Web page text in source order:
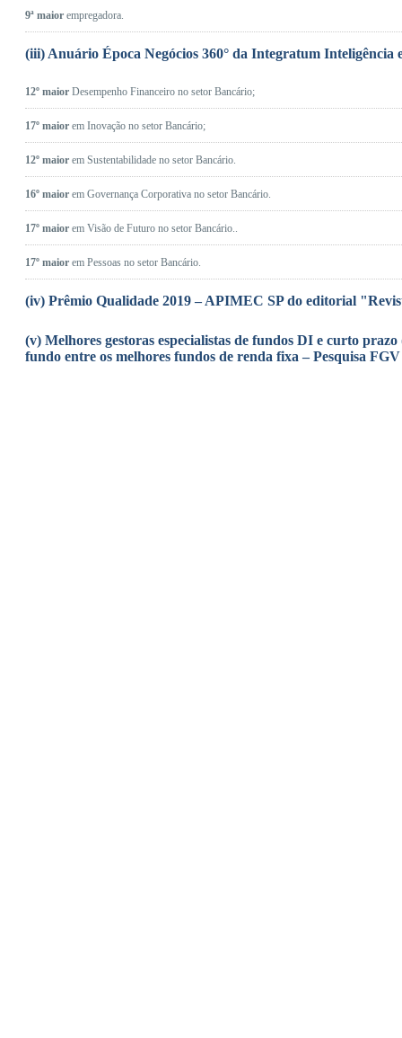
9ª maior empregadora.
(iii) Anuário Época Negócios 360° da Integratum Inteligência
12º maior Desempenho Financeiro no setor Bancário;
17º maior em Inovação no setor Bancário;
12º maior em Sustentabilidade no setor Bancário.
16º maior em Governança Corporativa no setor Bancário.
17º maior em Visão de Futuro no setor Bancário..
17º maior em Pessoas no setor Bancário.
(iv) Prêmio Qualidade 2019 – APIMEC SP do editorial
(v) Melhores gestoras especialistas de fundos DI e curto
fundo entre os melhores fundos de renda fixa – Pesquisa